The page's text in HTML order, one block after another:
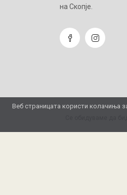
Веб страницата користи колачиња
на Скопје.
Се обидуваме да